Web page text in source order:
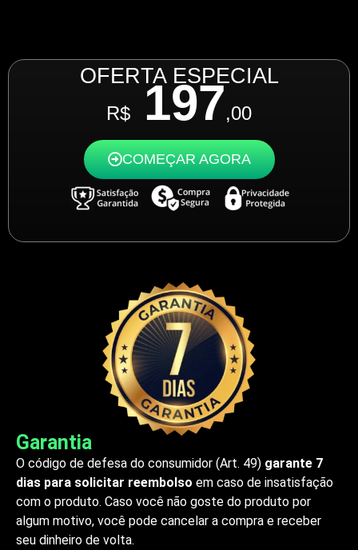
OFERTA ESPECIAL
R$ 197,00
COMEÇAR AGORA
Garantia
O código de defesa do consumidor (Art. 49) garante 7
dias para solicitar reembolso em caso de insatisfação
com o produto. Caso você não goste do produto por
algum motivo, você pode cancelar a compra e receber
seu dinheiro de volta.